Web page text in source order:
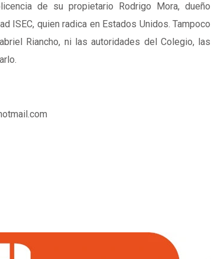
de su propietario Rodrigo Mora, dueño
ISEC, quien radica en Estados Unidos. Tampoco
Riancho, ni las autoridades del Colegio, las